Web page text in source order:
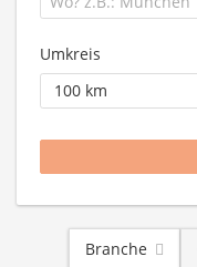
Umkreis
Branche